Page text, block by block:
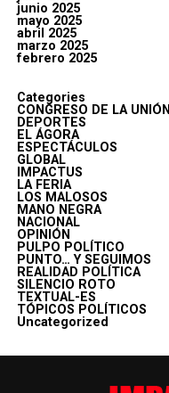
junio 2025
mayo 2025
abril 2025
marzo 2025
febrero 2025
Categories
CONGRESO DE LA UNIÓN
DEPORTES
EL ÁGORA
ESPECTÁCULOS
GLOBAL
IMPACTUS
LA FERIA
LOS MALOSOS
MANO NEGRA
NACIONAL
OPINIÓN
PULPO POLÍTICO
PUNTO… Y SEGUIMOS
REALIDAD POLÍTICA
SILENCIO ROTO
TEXTUAL-ES
TÓPICOS POLÍTICOS
Uncategorized